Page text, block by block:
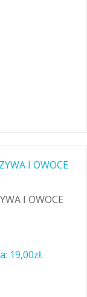
I OWOCE
19,00zł.